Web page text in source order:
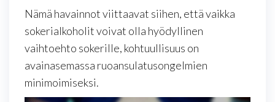
Nämä havainnot viittaavat siihen, että vaikka
sokerialkoholit voivat olla hyödyllinen
vaihtoehto sokerille, kohtuullisuus on
avainasemassa ruoansulatusongelmien
minimoimiseksi.